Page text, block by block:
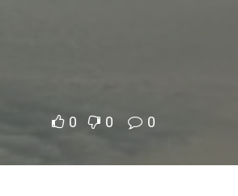
0 0 0